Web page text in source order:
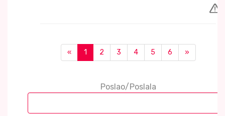
« 1 2 3 4 5 6 »
Poslao/Poslala